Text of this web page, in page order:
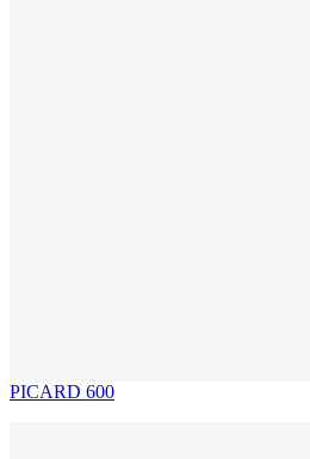
PICARD 600